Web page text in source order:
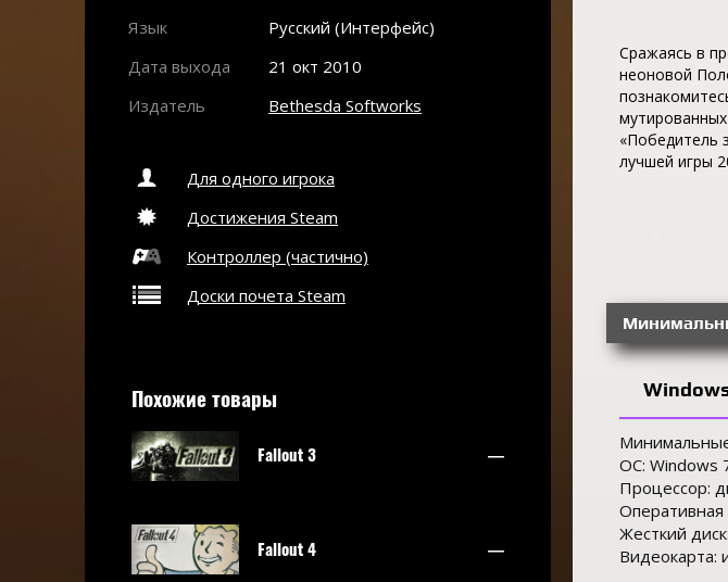
Язык
Русский (Интерфейс)
Дата выхода
21 окт 2010
Издатель
Bethesda Softworks
Для одного игрока
Достижения Steam
Контроллер (частично)
Доски почета Steam
Похожие товары
Fallout 3 —
Fallout 4 —
Сражаясь в
неоновой
«Победитель
лучшей игры
ОС: Windows
Процессор:
Оперативная
Жесткий
Видеокарта: